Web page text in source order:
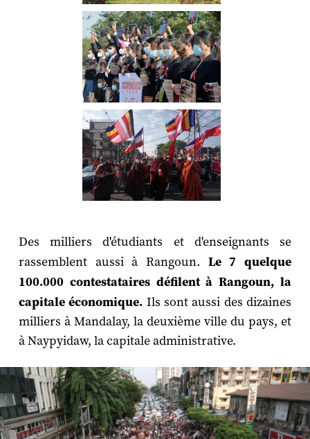
Des milliers d'étudiants et d'enseignants se
rassemblent aussi à Rangoun. Le 7 quelque
100.000 contestataires défilent à Rangoun, la
capitale économique. Ils sont aussi des dizaines
milliers à Mandalay, la deuxième ville du pays, et
à Naypyidaw, la capitale administrative.